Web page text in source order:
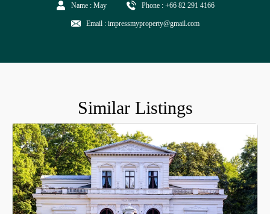
Name : May Phone : +66 82 291 4166
Email : impressmyproperty@gmail.com
Similar Listings